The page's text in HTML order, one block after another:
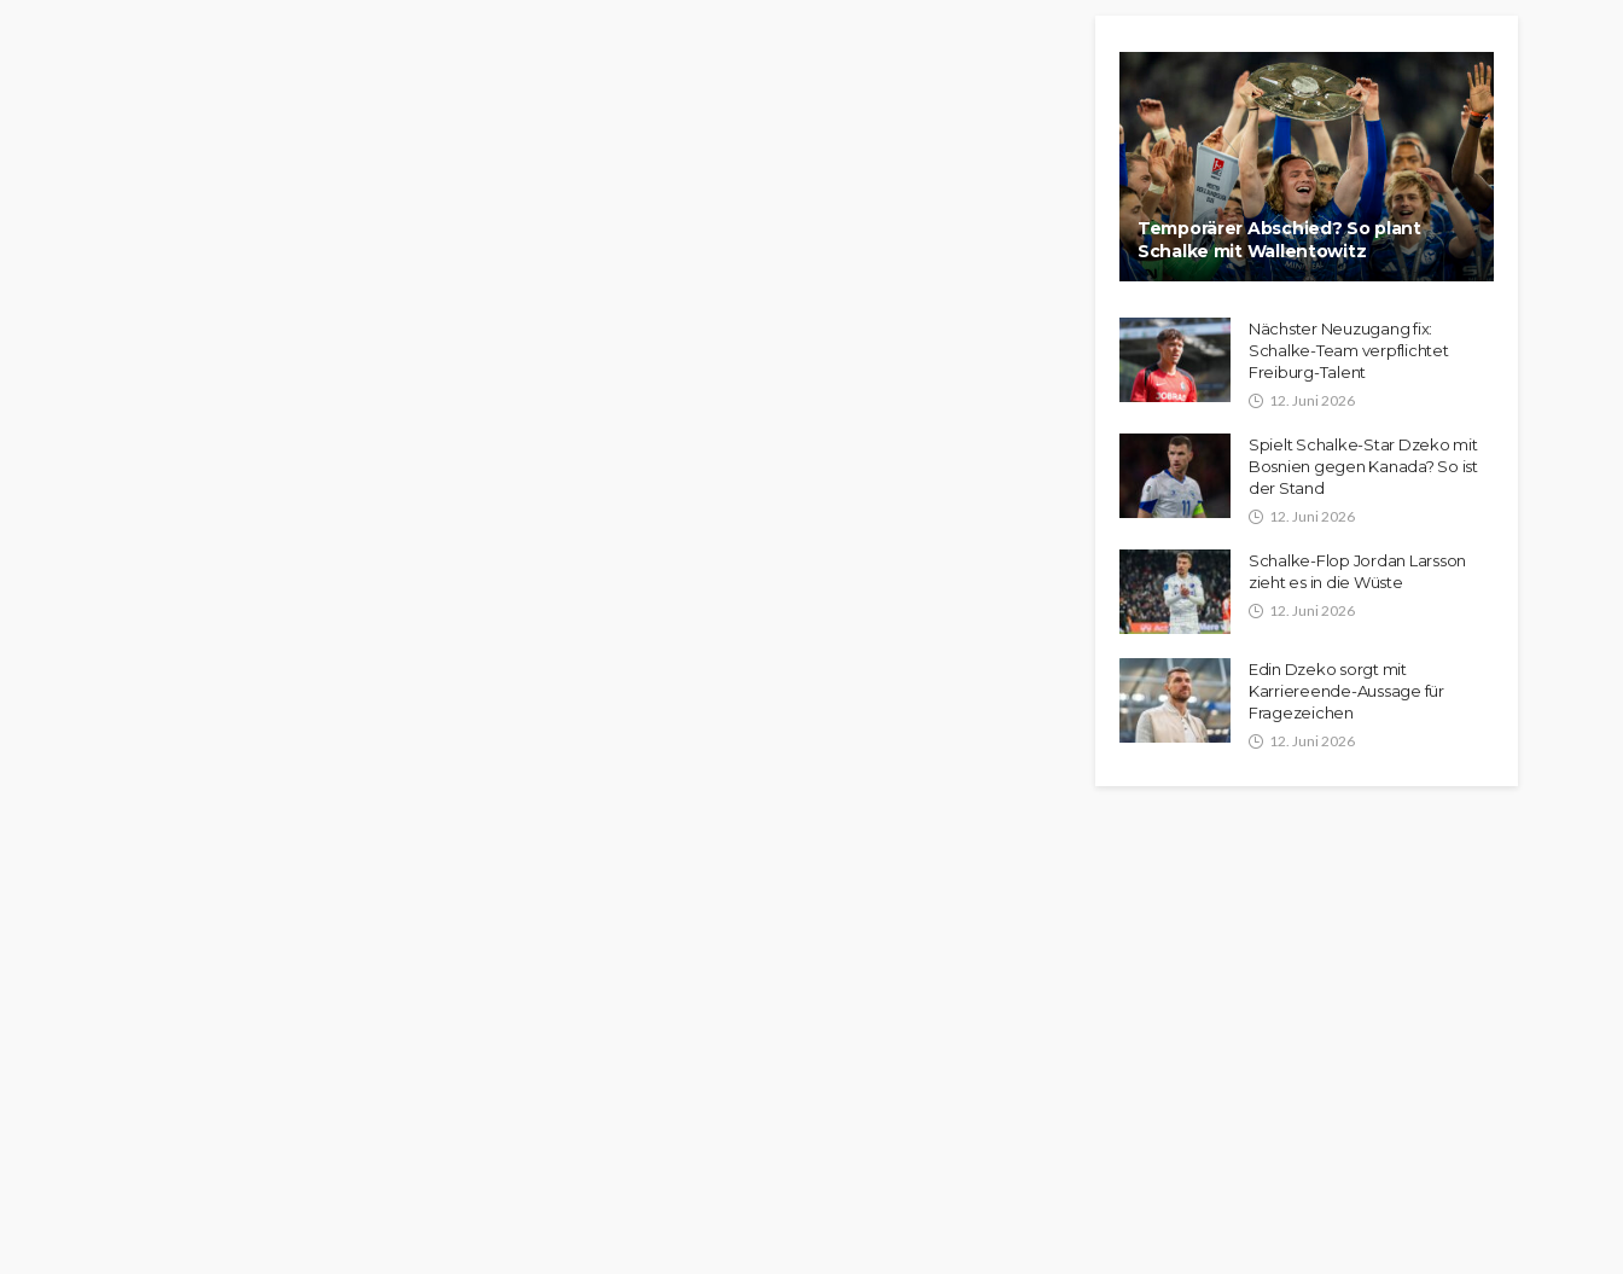
Temporärer Abschied? So plant
Schalke mit Wallentowitz
Nächster Neuzugang fix:
Schalke-Team verpflichtet
Freiburg-Talent
12. Juni 2026
Spielt Schalke-Star Dzeko mit
Bosnien gegen Kanada? So ist
der Stand
12. Juni 2026
Schalke-Flop Jordan Larsson
zieht es in die Wüste
12. Juni 2026
Edin Dzeko sorgt mit
Karriereende-Aussage für
Fragezeichen
12. Juni 2026